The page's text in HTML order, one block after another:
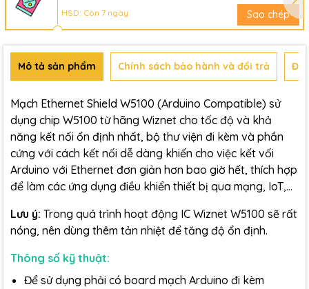
HSD: Còn 7 ngày
Sao chép
Mô tả sản phẩm Chính sách bảo hành và đổi trả
Mạch Ethernet Shield W5100 (Arduino Compatible) sử
dụng chip W5100 từ hãng Wiznet cho tốc độ và khả
năng kết nối ổn định nhất, bộ thư viện đi kèm và phần
cứng với cách kết nối dễ dàng khiến cho việc kết vối
Arduino với Ethernet đơn giản hơn bao giờ hết, thích hợp
để làm các ứng dụng điều khiển thiết bị qua mạng, IoT,...
Lưu ý: Trong quá trình hoạt động IC Wiznet W5100 sẽ rất
nóng, nên dùng thêm tản nhiệt để tăng độ ổn định.
Thông số kỹ thuật:
Để sử dụng phải có board mạch Arduino đi kèm